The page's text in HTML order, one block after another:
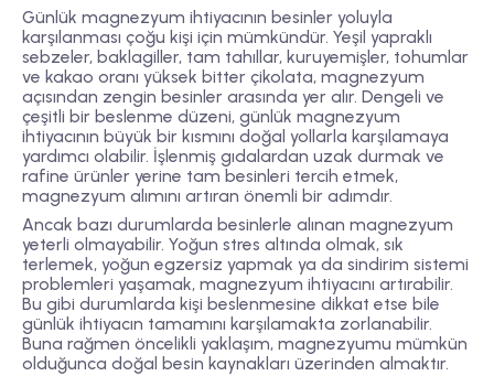
Günlük magnezyum ihtiyacının besinler yoluyla
karşılanması çoğu kişi için mümkündür. Yeşil yapraklı
sebzeler, baklagiller, tam tahıllar, kuruyemişler, tohumlar
ve kakao oranı yüksek bitter çikolata, magnezyum
açısından zengin besinler arasında yer alır. Dengeli ve
çeşitli bir beslenme düzeni, günlük magnezyum
ihtiyacının büyük bir kısmını doğal yollarla karşılamaya
yardımcı olabilir. İşlenmiş gıdalardan uzak durmak ve
rafine ürünler yerine tam besinleri tercih etmek,
magnezyum alımını artıran önemli bir adımdır.
Ancak bazı durumlarda besinlerle alınan magnezyum
yeterli olmayabilir. Yoğun stres altında olmak, sık
terlemek, yoğun egzersiz yapmak ya da sindirim sistemi
problemleri yaşamak, magnezyum ihtiyacını artırabilir.
Bu gibi durumlarda kişi beslenmesine dikkat etse bile
günlük ihtiyacın tamamını karşılamakta zorlanabilir.
Buna rağmen öncelikli yaklaşım, magnezyumu mümkün
olduğunca doğal besin kaynakları üzerinden almaktır.